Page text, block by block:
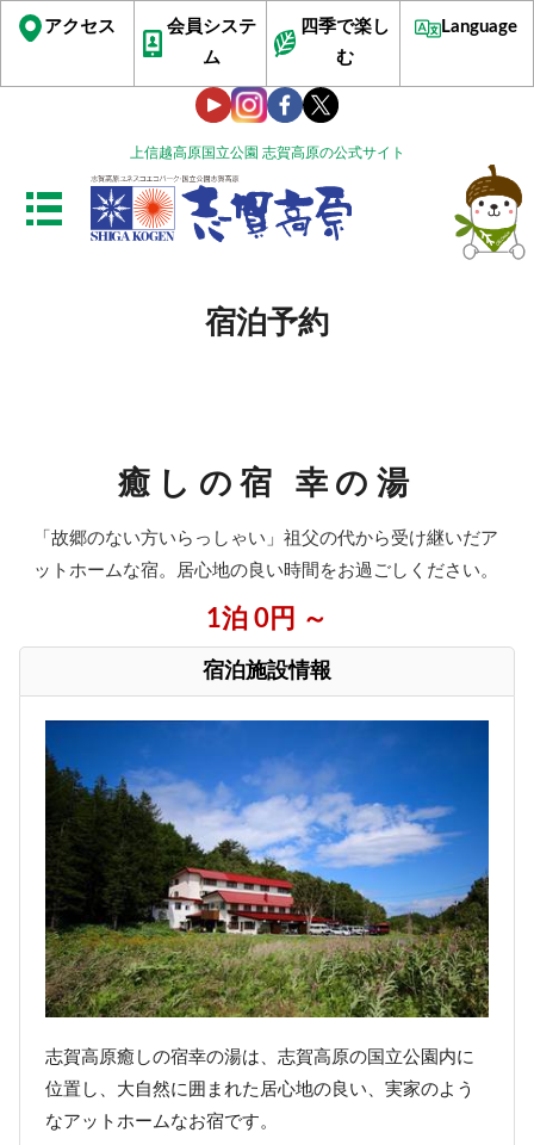
上信越高原国立公園 志賀高原の公式サイト
アクセス
会員システ
ム
四季で楽し
む
Language
宿泊予約
癒しの宿 幸の湯
「故郷のない方いらっしゃい」祖父の代から受け継いだア
ットホームな宿。居心地の良い時間をお過ごしください。
1泊 0円 ～
宿泊施設情報
志賀高原癒しの宿幸の湯は、志賀高原の国立公園内に
位置し、大自然に囲まれた居心地の良い、実家のよう
なアットホームなお宿です。